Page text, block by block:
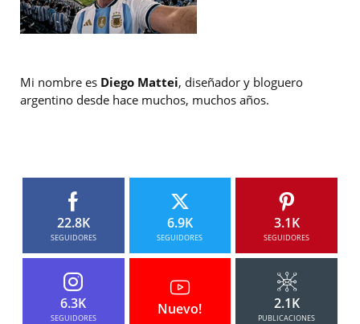
Mi nombre es Diego Mattei, diseñador y bloguero
argentino desde hace muchos, muchos años.
22.8K
SEGUIDORES
6.9K
SEGUIDORES
3.1K
SEGUIDORES
6.3K
SEGUIDORES
Nuevo! 2.1K
PUBLICACIONES